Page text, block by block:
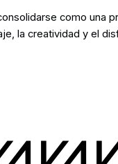
como una
la creatividad y el